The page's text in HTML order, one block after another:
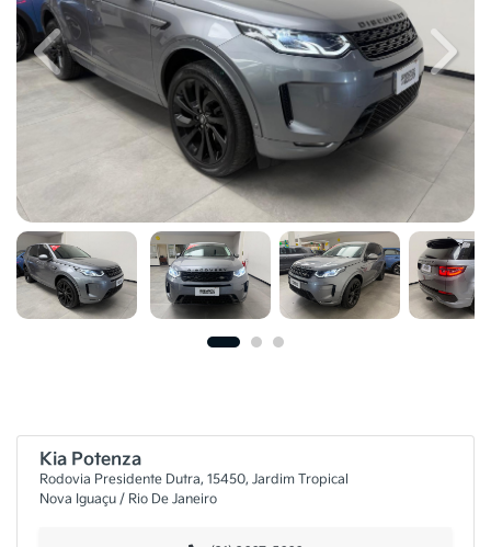
Previous Next
Kia Potenza
Rodovia Presidente Dutra, 15450, Jardim Tropical
Nova Iguaçu / Rio De Janeiro